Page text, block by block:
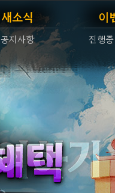
새소식
공지사항
이
진행